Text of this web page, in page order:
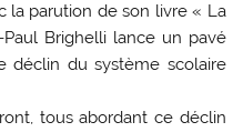
la parution de son livre « La
Brighelli lance un pavé
déclin du système scolaire
tous abordant ce déclin